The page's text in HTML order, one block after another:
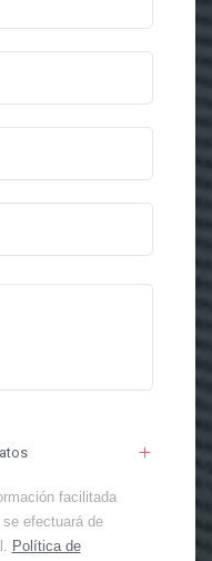
facilitada
efectuará de
Política de